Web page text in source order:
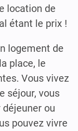
location de
étant le prix !
logement de
place, le
Vous vivez
séjour, vous
ou
pouvez vivre